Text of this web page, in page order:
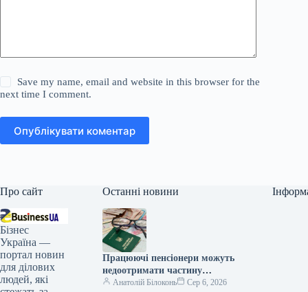
Save my name, email and website in this browser for the
next time I comment.
Опублікувати коментар
Про сайт
Бізнес
Україна —
портал новин
для ділових
людей, які
Останні новини
Працюючі пенсіонери можуть
недоотримати частину
надбавок: кого це торкнеться
Анатолій Білоконь
Сер 6, 2026